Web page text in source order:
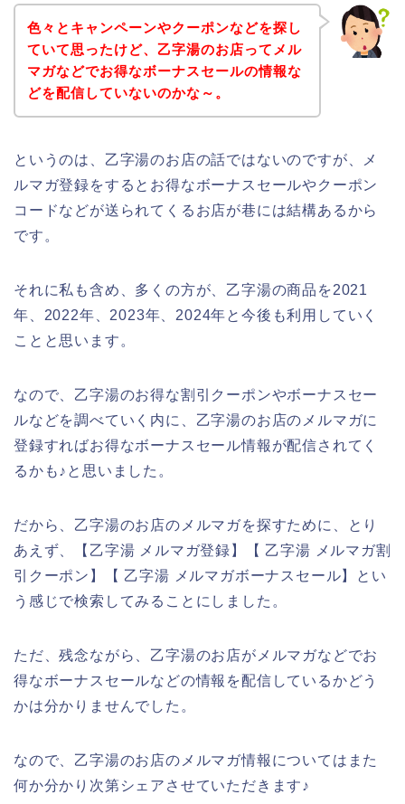
色々とキャンペーンやクーポンなどを探し
ていて思ったけど、乙字湯のお店ってメル
マガなどでお得なボーナスセールの情報な
どを配信していないのかな～。
というのは、乙字湯のお店の話ではないのですが、メ
ルマガ登録をするとお得なボーナスセールやクーポン
コードなどが送られてくるお店が巷には結構あるから
です。
それに私も含め、多くの方が、乙字湯の商品を2021
年、2022年、2023年、2024年と今後も利用していく
ことと思います。
なので、乙字湯のお得な割引クーポンやボーナスセー
ルなどを調べていく内に、乙字湯のお店のメルマガに
登録すればお得なボーナスセール情報が配信されてく
るかも♪と思いました。
だから、乙字湯のお店のメルマガを探すために、とり
あえず、【乙字湯 メルマガ登録】【 乙字湯 メルマガ割
引クーポン】【 乙字湯 メルマガボーナスセール】とい
う感じで検索してみることにしました。
ただ、残念ながら、乙字湯のお店がメルマガなどでお
得なボーナスセールなどの情報を配信しているかどう
かは分かりませんでした。
なので、乙字湯のお店のメルマガ情報についてはまた
何か分かり次第シェアさせていただきます♪